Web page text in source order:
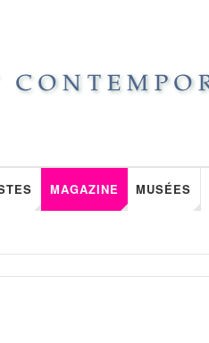
MAGAZINE MUSÉES